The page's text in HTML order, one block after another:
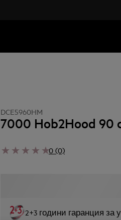
DCE5960HM
7000 Hob2Hood 90
0 (0)
2+3 години гаранция за